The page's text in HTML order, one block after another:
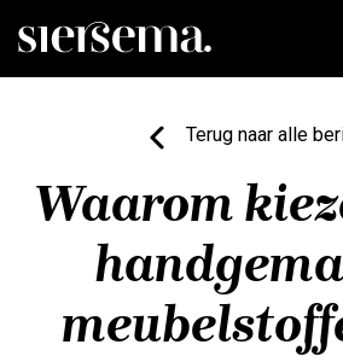
Terug naar alle
Waarom